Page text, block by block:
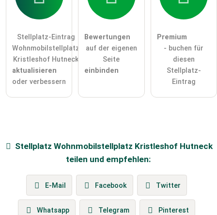
Stellplatz-Eintrag
Wohnmobilstellplatz
Kristleshof Hutneck
aktualisieren
oder verbessern
Bewertungen
auf der eigenen
Seite
einbinden
Premium
- buchen für
diesen
Stellplatz-
Eintrag
StellplatzWohnmobilstellplatz Kristleshof Hutneck
teilen und empfehlen:
E-Mail Facebook Twitter
Whatsapp Telegram Pinterest